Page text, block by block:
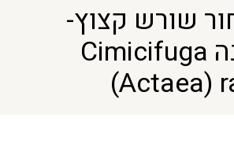
שורש קצוץ-
תוסף תזונה Cimicifuga
(Actaea)